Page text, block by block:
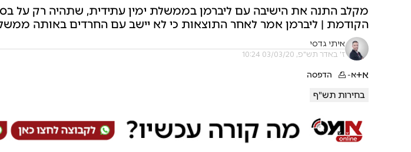
מקלב התנה את הישיבה עם ליברמן בממשלת ימין עתידית, שתהיה רק על
הקודמת | ליברמן אמר לאחר התוצאות כי לא יישב עם החרדים באותה
איתי גדסי
ז' באדר תש"פ, 03/03/20 10:24
א+א- הדפסה
בחירות תש"ף